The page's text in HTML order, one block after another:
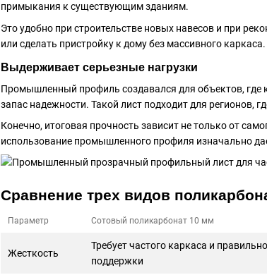
примыкания к существующим зданиям.
Это удобно при строительстве новых навесов и при
или сделать пристройку к дому без массивного каркаса.
Выдерживает серьезные нагрузки
Промышленный профиль создавался для объектов, где
запас надежности. Такой лист подходит для регионов,
Конечно, итоговая прочность зависит не только от
использование промышленного профиля изначально
Сравнение трех видов
Параметр Сотовый поликарбонат 10 мм
Жесткость
Требует частого каркаса и
поддержки